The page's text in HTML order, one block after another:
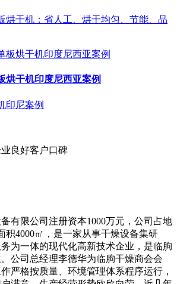
烘干机：省人工、烘干均匀、节能、品
烘干机印度尼西亚案例
印尼案例
良好客户口碑
有限公司注册资本1000万元，公司占地
积4000㎡，是一家从事干燥设备集研
为一体的现代化高新技术企业，是临朐
公司总经理李德华为临朐干燥商会会
严格按质量、环境管理体系程序运行，